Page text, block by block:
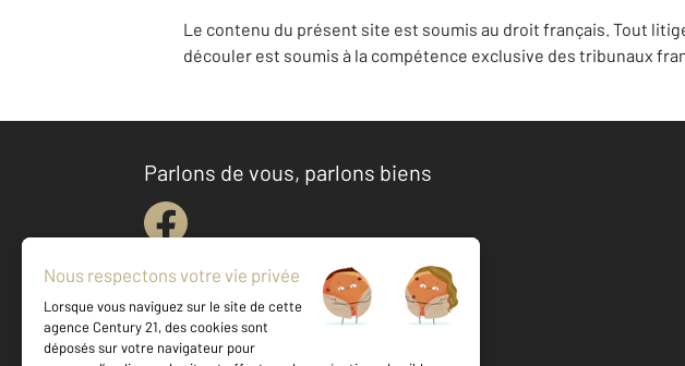
Le contenu du présent site est soumis au droit français. Tout
découler est soumis à la compétence exclusive des tribunaux
Parlons de vous, parlons biens